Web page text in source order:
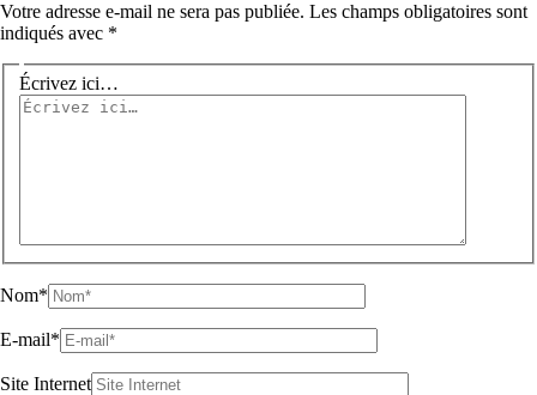
Votre adresse e-mail ne sera pas publiée. Les champs obligatoires sont
indiqués avec *
Écrivez ici…
Nom*
E-mail*
Site Internet